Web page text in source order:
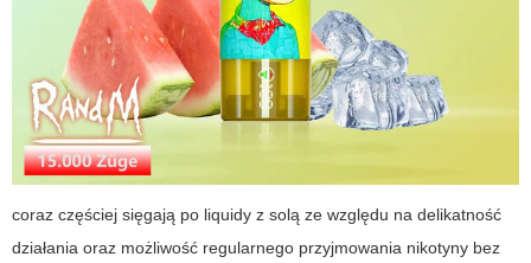
coraz częściej sięgają po liquidy z solą ze względu na delikatność
działania oraz możliwość regularnego przyjmowania nikotyny bez